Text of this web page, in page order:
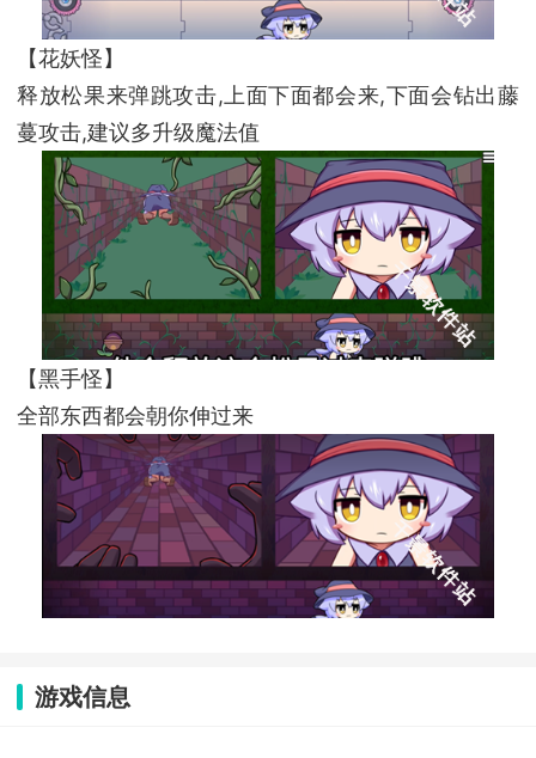
【花妖怪】
释放松果来弹跳攻击,上面下面都会来,下面会钻出藤
蔓攻击,建议多升级魔法值
【黑手怪】
全部东西都会朝你伸过来
游戏信息